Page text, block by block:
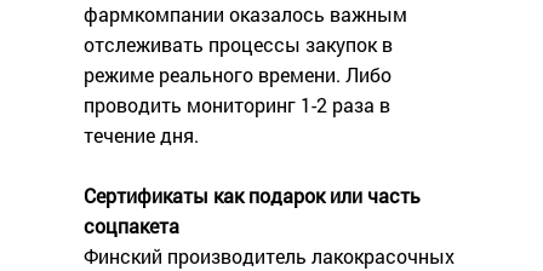
фармкомпании оказалось важным
отслеживать процессы закупок в
режиме реального времени. Либо
проводить мониторинг 1-2 раза в
течение дня.
Сертификаты как подарок или часть
соцпакета
Финский производитель лакокрасочных